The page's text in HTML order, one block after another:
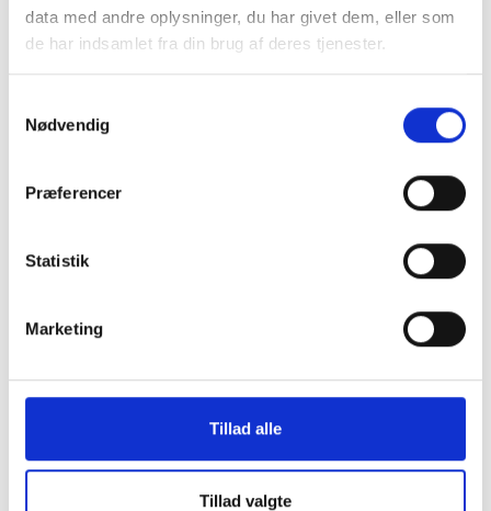
data med andre oplysninger, du har givet dem, eller som
de har indsamlet fra din brug af deres tjenester.
Nødvendig
Præferencer
Statistik
Marketing
Tillad alle
Tillad valgte
Montering (OBS.
inkluderet!)
99 kr.